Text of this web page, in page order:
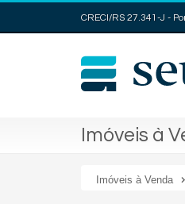
CRECI/RS 27.341-J -
Imóveis à
Imóveis à Venda